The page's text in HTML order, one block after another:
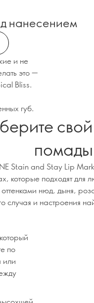
нанесением
и не
это —
Bliss.
губ.
помады
Stain and Stay Lip
которые подходят
нюд, дыня,
случая и настроения
по
или